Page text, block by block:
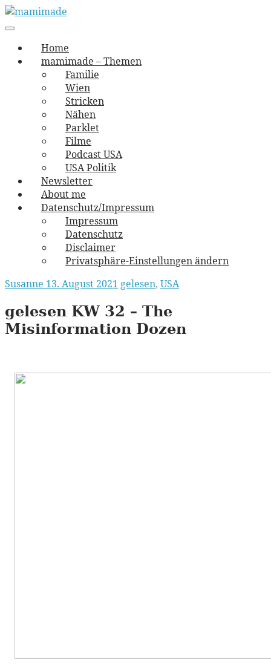
Skip
to
mamimade
vernäht und zugetextet
navigation
Menu
Home
mamimade – Themen
Familie
Wien
Stricken
Nähen
Parklet
Filme
Podcast USA
USA Politik
Newsletter
About me
Datenschutz/Impressum
Impressum
Datenschutz
Disclaimer
Privatsphäre-Einstellungen ändern
Susanne 13. August 2021 gelesen, USA
gelesen KW32 – The
Misinformation Dozen